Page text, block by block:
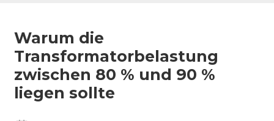
Warum die
Transformatorbelastung
zwischen 80 % und 90 %
liegen sollte